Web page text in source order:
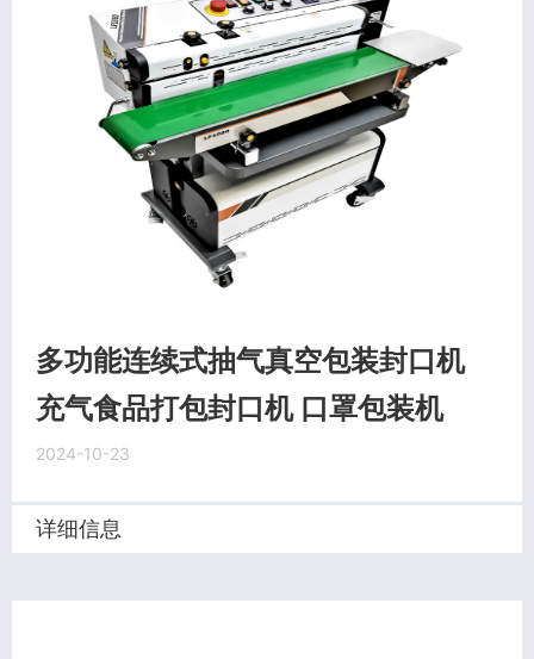
多功能连续式抽气真空包装封口机
充气食品打包封口机 口罩包装机
2024-10-23
详细信息